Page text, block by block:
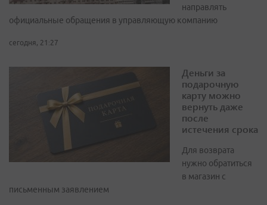
направлять
официальные обращения в управляющую компанию
сегодня, 21:27
Деньги за
подарочную
карту можно
вернуть даже
после
истечения срока
Для возврата
нужно обратиться
в магазин с
письменным заявлением